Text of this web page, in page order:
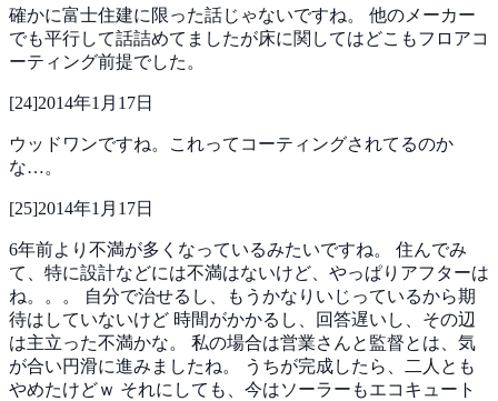
確かに富士住建に限った話じゃないですね。 他のメーカー
でも平行して話詰めてましたが床に関してはどこもフロアコ
ーティング前提でした。
[24]2014年1月17日
ウッドワンですね。これってコーティングされてるのか
な…。
[25]2014年1月17日
6年前より不満が多くなっているみたいですね。 住んでみ
て、特に設計などには不満はないけど、やっぱりアフターは
ね。。。
自分で治せるし、もうかなりいじっているから期
待はしていないけど 時間がかかるし、回答遅いし、その辺
は主立った不満かな。 私の場合は営業さんと監督とは、気
が合い円滑に進みましたね。
うちが完成したら、二人とも
やめたけどｗ それにしても、今はソーラーもエコキュート